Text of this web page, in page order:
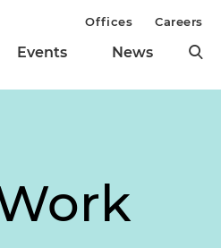
Events News
Offices Careers